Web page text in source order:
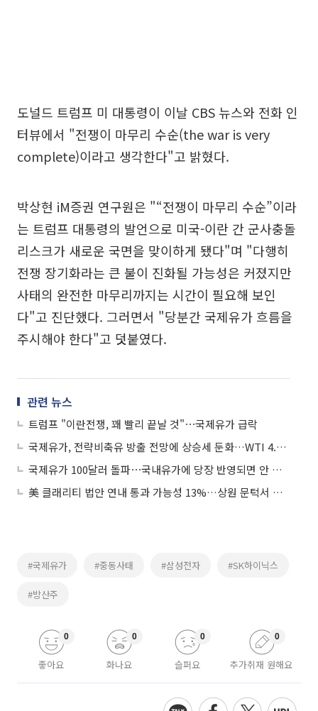
도널드 트럼프 미 대통령이 이날 CBS 뉴스와 전화 인
터뷰에서 "전쟁이 마무리 수순(the war is very
complete)이라고 생각한다"고 밝혔다.
박상현 iM증권 연구원은 "“전쟁이 마무리 수순”이라
는 트럼프 대통령의 발언으로 미국-이란 간 군사충돌
리스크가 새로운 국면을 맞이하게 됐다"며 "다행히
전쟁 장기화라는 큰 불이 진화될 가능성은 커졌지만
사태의 완전한 마무리까지는 시간이 필요해 보인
다"고 진단했다. 그러면서 "당분간 국제유가 흐름을
주시해야 한다"고 덧붙였다.
관련 뉴스
트럼프 "이란전쟁, 꽤 빨리 끝날 것"⋯국제유가 급락
국제유가, 전략비축유 방출 전망에 상승세 둔화…WTI 4.26%↑
국제유가 100달러 돌파⋯국내유가에 당장 반영되면 안 되는 이유
美 클래리티 법안 연내 통과 가능성 13%…상원 문턱서 제동
#국제유가 #중동사태 #삼성전자 #SK하이닉스
#방산주
좋아요
0
화나요
0
슬퍼요
0
추가취재 원해요
0